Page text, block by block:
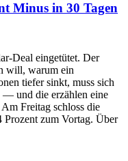
Minus in 30 Tagen
Deal eingetütet. Der
will, warum ein
tiefer sinkt, muss sich
— und die erzählen eine
Freitag schloss die
zum Vortag. Über